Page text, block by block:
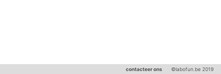
contacteer ons ©labofun.be 2019